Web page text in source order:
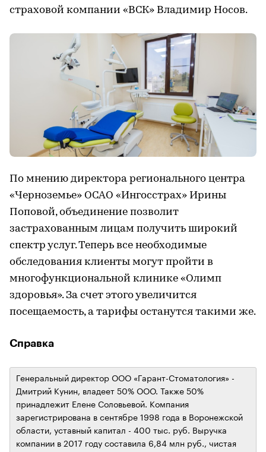
страховой компании «ВСК» Владимир Носов.
По мнению директора регионального центра
«Черноземье» ОСАО «Ингосстрах» Ирины
Поповой, объединение позволит
застрахованным лицам получить широкий
спектр услуг. Теперь все необходимые
обследования клиенты могут пройти в
многофункциональной клинике «Олимп
здоровья». За счет этого увеличится
посещаемость, а тарифы останутся такими же.
Справка
Генеральный директор ООО «Гарант-Стоматология» -
Дмитрий Кунин, владеет 50% ООО. Также 50%
принадлежит Елене Соловьевой. Компания
зарегистрирована в сентябре 1998 года в Воронежской
области, уставный капитал - 400 тыс. руб. Выручка
компании в 2017 году составила 6,84 млн руб., чистая